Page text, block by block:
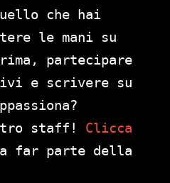
che hai
le mani su
partecipare
e scrivere su
staff! Clicca
far parte della